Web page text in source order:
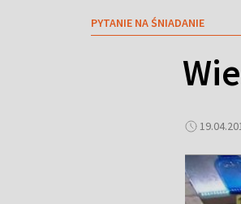
PYTANIE NA ŚNIADANIE